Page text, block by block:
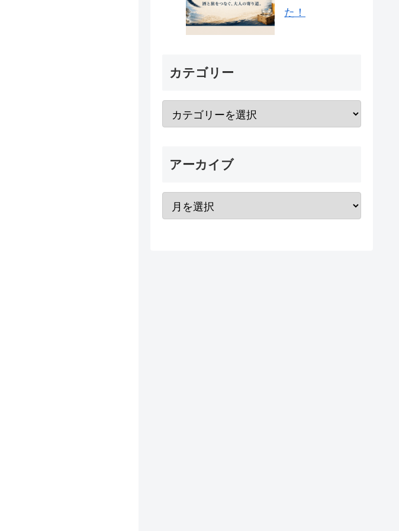
た！
カテゴリー
アーカイブ